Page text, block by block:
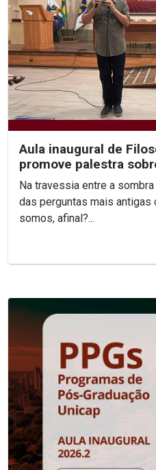
Aula inaugural de
promove palestra
Na travessia entre a
das perguntas mais antigas
somos, afinal?...